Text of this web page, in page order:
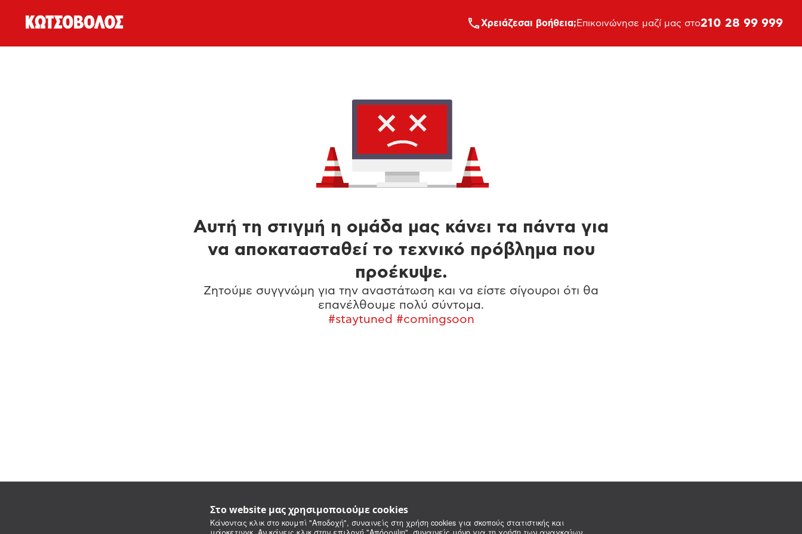
Στο website μας χρησιμοποιούμε cookies
Κάνοντας κλικ στο κουμπί "Αποδοχή", συναινείς στη χρήση cookies για σκοπούς στατιστικής και
Xρειάζεσαι βοήθεια; Επικοινώνησε μαζί μας στο210 28 99 999
Αυτή τη στιγμή η ομάδα μας κάνει τα πάντα για
να αποκατασταθεί το τεχνικό πρόβλημα που
προέκυψε.
Ζητούμε συγγνώμη για την αναστάτωση και να είστε σίγουροι ότι θα
επανέλθουμε πολύ σύντομα.
#staytuned #comingsoon